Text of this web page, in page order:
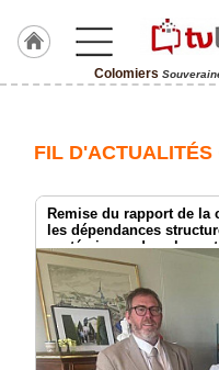
Colomiers
Colomiers
TvLocale
France
Accueil
RUBRIQUES
FIL
Remise du rapport de
les dépendances
systémiques dans le
les risques pour